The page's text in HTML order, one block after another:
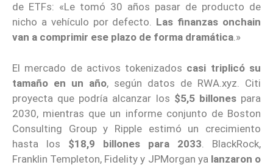
de ETFs: «Le tomó 30 años pasar de producto de
nicho a vehículo por defecto. Las finanzas onchain
van a comprimir ese plazo de forma dramática.»
El mercado de activos tokenizados casi triplicó su
tamaño en un año, según datos de RWA.xyz. Citi
proyecta que podría alcanzar los $5,5 billonespara
2030, mientras que un informe conjunto de Boston
Consulting Group y Ripple estimó un crecimiento
hasta los $18,9 billones para 2033 . BlackRock,
Franklin Templeton, Fidelity y JPMorgan ya lanzaron o